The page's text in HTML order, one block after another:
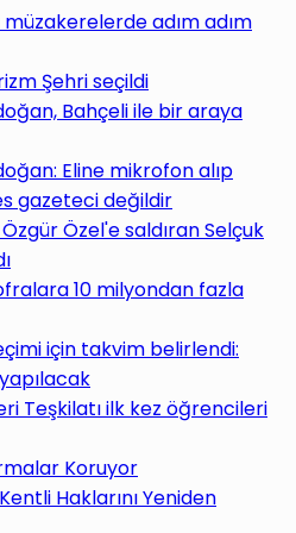
müzakerelerde adım adım
Şehri seçildi
Bahçeli ile bir araya
Eline mikrofon alıp
gazeteci değildir
Özel'e saldıran Selçuk
10 milyondan fazla
için takvim belirlendi:
Teşkilatı ilk kez öğrencileri
Koruyor
Haklarını Yeniden